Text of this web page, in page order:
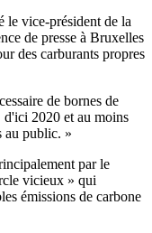
le vice-président de la
de presse à Bruxelles
des carburants propres
de bornes de
d'ici 2020 et au moins
au public. »
par le
vicieux » qui
émissions de carbone